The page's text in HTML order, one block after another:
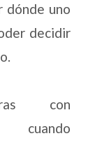
dónde uno
decidir
con
cuando